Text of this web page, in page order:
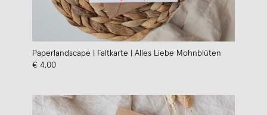
Paperlandscape | Faltkarte | Alles Liebe Mohnblüten
€ 4,00